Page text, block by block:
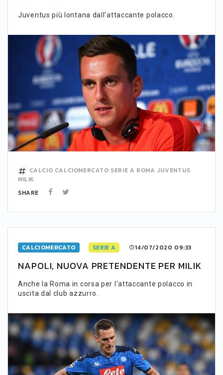
Juventus più lontana dall'attaccante polacco.
CALCIO CALCIOMERCATO SERIE A ROMA JUVENTUS
MILIK
SHARE
CALCIOMERCATO SERIE A 14/07/2020 09:33
NAPOLI, NUOVA PRETENDENTE PER MILIK
Anche la Roma in corsa per l'attaccante polacco in
uscita dal club azzurro.